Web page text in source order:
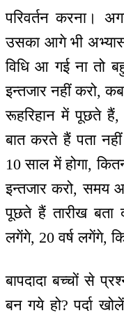
परिवर्तन करना।
उसका आगे भी अभ्यास
विधि आ गई ना तो
इन्तजार नहीं करो,
रूहरिहान में पूछते
बात करते हैं पता
10 साल में होगा,
इन्तजार करो, समय
पूछते हैं तारीख बता
लगेंगे, 20 वर्ष लगेंगे,
बापदादा बच्चों से
बन गये हो? पर्दा